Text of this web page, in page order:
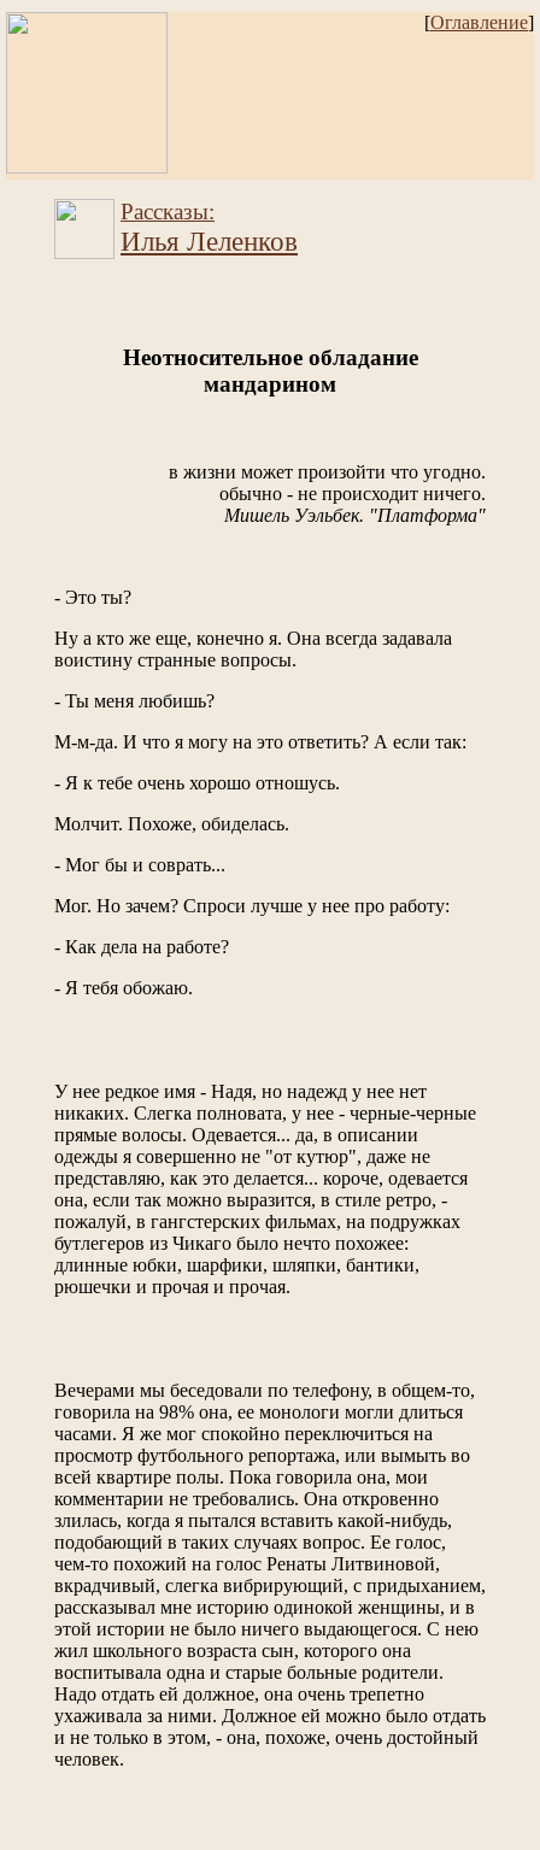
[Оглавление]
Рассказы:
Илья Леленков
Неотносительное обладание
мандарином
в жизни может произойти что угодно.
обычно - не происходит ничего.
Мишель Уэльбек. "Платформа"
- Это ты?
Ну а кто же еще, конечно я. Она всегда задавала
воистину странные вопросы.
- Ты меня любишь?
М-м-да. И что я могу на это ответить? А если так:
- Я к тебе очень хорошо отношусь.
Молчит. Похоже, обиделась.
- Мог бы и соврать...
Мог. Но зачем? Спроси лучше у нее про работу:
- Как дела на работе?
- Я тебя обожаю.
У нее редкое имя - Надя, но надежд у нее нет
никаких. Слегка полновата, у нее - черные-черные
прямые волосы. Одевается... да, в описании
одежды я совершенно не "от кутюр", даже не
представляю, как это делается... короче, одевается
она, если так можно выразится, в стиле ретро, -
пожалуй, в гангстерских фильмах, на подружках
бутлегеров из Чикаго было нечто похожее:
длинные юбки, шарфики, шляпки, бантики,
рюшечки и прочая и прочая.
Вечерами мы беседовали по телефону, в общем-то,
говорила на 98% она, ее монологи могли длиться
часами. Я же мог спокойно переключиться на
просмотр футбольного репортажа, или вымыть во
всей квартире полы. Пока говорила она, мои
комментарии не требовались. Она откровенно
злилась, когда я пытался вставить какой-нибудь,
подобающий в таких случаях вопрос. Ее голос,
чем-то похожий на голос Ренаты Литвиновой,
вкрадчивый, слегка вибрирующий, с придыханием,
рассказывал мне историю одинокой женщины, и в
этой истории не было ничего выдающегося. С нею
жил школьного возраста сын, которого она
воспитывала одна и старые больные родители.
Надо отдать ей должное, она очень трепетно
ухаживала за ними. Должное ей можно было отдать
и не только в этом, - она, похоже, очень достойный
человек.